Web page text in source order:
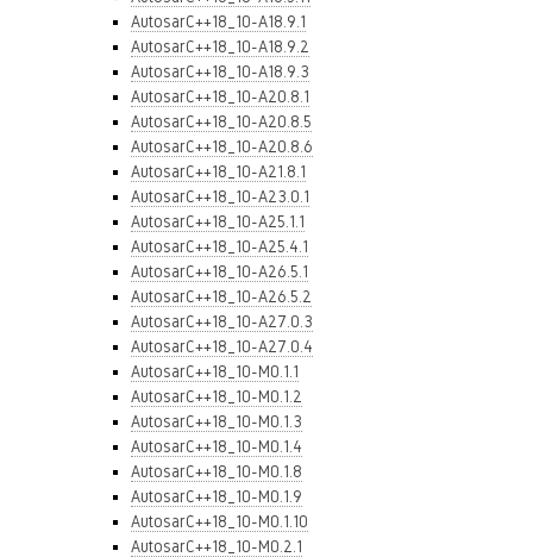
AutosarC++18_10-A18.9.1
AutosarC++18_10-A18.9.2
AutosarC++18_10-A18.9.3
AutosarC++18_10-A20.8.1
AutosarC++18_10-A20.8.5
AutosarC++18_10-A20.8.6
AutosarC++18_10-A21.8.1
AutosarC++18_10-A23.0.1
AutosarC++18_10-A25.1.1
AutosarC++18_10-A25.4.1
AutosarC++18_10-A26.5.1
AutosarC++18_10-A26.5.2
AutosarC++18_10-A27.0.3
AutosarC++18_10-A27.0.4
AutosarC++18_10-M0.1.1
AutosarC++18_10-M0.1.2
AutosarC++18_10-M0.1.3
AutosarC++18_10-M0.1.4
AutosarC++18_10-M0.1.8
AutosarC++18_10-M0.1.9
AutosarC++18_10-M0.1.10
AutosarC++18_10-M0.2.1